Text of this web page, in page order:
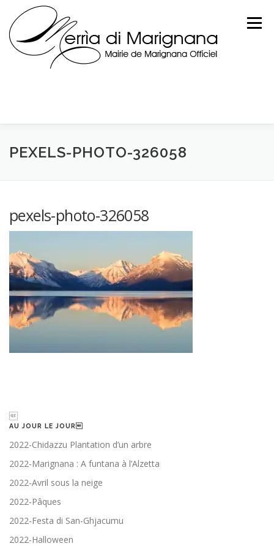
content
Menu
PEXELS-PHOTO-326058
pexels-photo-326058
AU JOUR LE JOUR
2022-Chidazzu Plantation d’un arbre
2022-Marignana : A funtana à l’Alzetta
2022-Avril sous la neige
2022-Pâques
2022-Festa di San-Ghjacumu
2022-Halloween